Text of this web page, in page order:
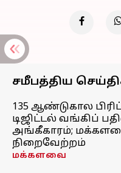
சமீபத்திய
135 ஆண்டுகால
டிஜிட்டல் வங்கிப்
அங்கீகாரம்;
நிறைவேற்றம்
மக்களவை